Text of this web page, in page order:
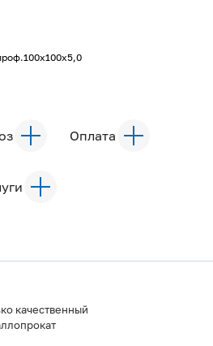
Оплата
качественный